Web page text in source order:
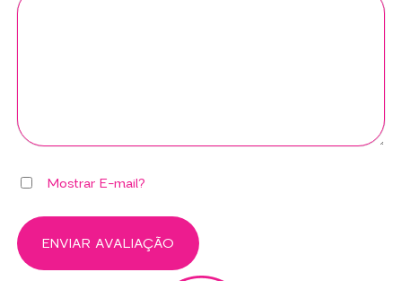
Mostrar E-mail?
ENVIAR AVALIAÇÃO